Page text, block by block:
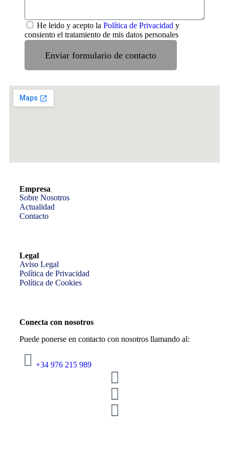
He leido y acepto la Política de Privacidad y
consiento el tratamiento de mis datos personales
Enviar formulario de contacto
Empresa
Sobre Nosotros
Actualidad
Contacto
Legal
Aviso Legal
Política de Privacidad
Política de Cookies
Conecta con nosotros
Puede ponerse en contacto con nosotros llamando al:
+34 976 215 989